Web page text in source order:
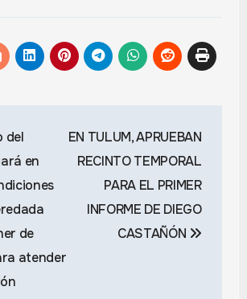
del
en
de
atender
EN TULUM, APRUEBAN
RECINTO TEMPORAL
PARA EL PRIMER
INFORME DE DIEGO
CASTAÑÓN